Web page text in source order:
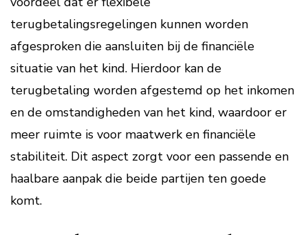
terugbetalingsregelingen kunnen worden
afgesproken die aansluiten bij de financiële
situatie van het kind. Hierdoor kan de
terugbetaling worden afgestemd op het inkomen
en de omstandigheden van het kind, waardoor er
meer ruimte is voor maatwerk en financiële
stabiliteit. Dit aspect zorgt voor een passende en
haalbare aanpak die beide partijen ten goede
komt.